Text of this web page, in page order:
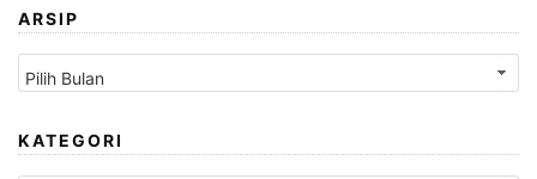
ARSIP
Arsip
KATEGORI